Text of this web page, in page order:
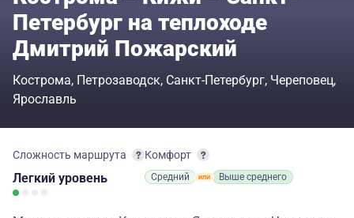
Петербург на теплоходе
Дмитрий Пожарский
Кострома Петрозаводск Санкт-Петербург Череповец
Ярославль
Сложность маршрута
Легкий уровень
Комфорт
Средний Выше среднего